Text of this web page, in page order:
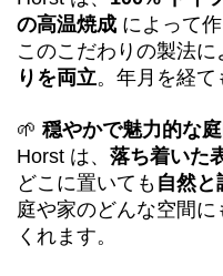
の高温焼成 によって
このこだわりの製法に
りを両立。年月を経て
🌱 穏やかで魅力的な
Horst は、 落ち着いた
どこに置いても 自然と
庭や家のどんな空間
くれます。